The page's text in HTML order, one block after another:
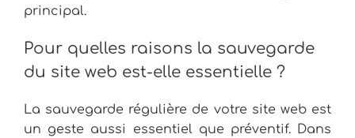
principal.
Pour quelles raisons la sauvegarde
du site web est-elle essentielle ?
La sauvegarde régulière de votre site web est
un geste aussi essentiel que préventif. Dans